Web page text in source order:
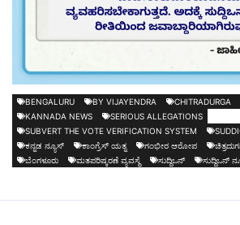
BENGALURU BY VIJAYENDRA CHITRADURGA
KANNADA NEWS
SERIOUS ALLEGATIONS
SUBVERT THE VOTE VERIFICATION SYSTEM
ಕನ್ನಡ ನ್ಯೂಸ್
ಕಾಂಗ್ರೆಸ್ ಯತ್ನ ಗಂಭೀರ ಆರೋಪ
ಬೆಂಗಳೂರು
ಮತಪರಿಷ್ಕರಣೆ ವ್ಯವಸ್ಥೆ ಸುದ್ದಿಒನ್ ಸುದ್ದಿಒನ್